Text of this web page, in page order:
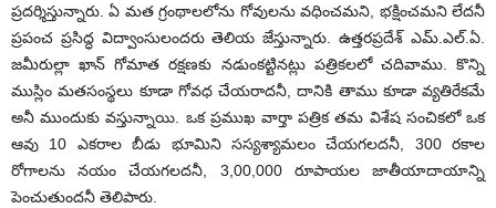
ప్రదర్శిస్తున్నారు. ఏ మత గ్రంథాలలోను గోవులను వధించమని, భక్షించమని లేదనీ
ప్రపంచ ప్రసిద్ధ విద్వాంసులందరు తెలియ జేస్తున్నారు. ఉత్తరప్రదేశ్‌ ఎమ్‌.ఎల్‌.ఏ.
జమీరుల్లా ఖాన్‌ గోమాత రక్షణకు నడుంకట్టినట్లు పత్రికలలో చదివాము. కొన్ని
ముస్లిం మతసంస్థలు కూడా గోవధ చేయరాదనీ, దానికి తాము కూడా వ్యతిరేకమే
అనీ ముందుకు వస్తున్నాయి. ఒక ప్రముఖ వార్తా పత్రిక తమ విశేష సంచికలో ఒక
ఆవు 10 ఎకరాల బీడు భూమిని సస్యశ్యామలం చేయగలదనీ, 300 రకాల
రోగాలను నయం చేయగలదనీ, 3,00,000 రూపాయల జాతీయాదాయాన్ని
పెంచుతుందనీ తెలిపారు.